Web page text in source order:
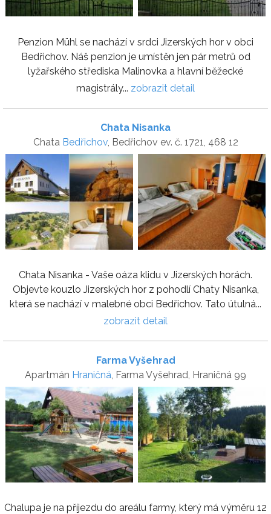
Penzion Mühl se nachází v srdci Jizerských hor v obci
Bedřichov. Náš penzion je umístěn jen pár metrů od
lyžařského střediska Malinovka a hlavní běžecké
magistrály... zobrazit detail
Chata Nisanka
Chata Bedřichov, Bedřichov ev. č. 1721, 468 12
Chata Nisanka - Vaše oáza klidu v Jizerských horách.
Objevte kouzlo Jizerských hor z pohodlí Chaty Nisanka,
která se nachází v malebné obci Bedřichov. Tato útulná...
zobrazit detail
Farma Vyšehrad
Apartmán Hraničná , Farma Vyšehrad, Hraničná 99
Chalupa je na příjezdu do areálu farmy, který má výměru 12